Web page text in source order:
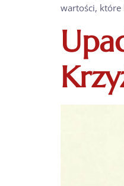
wartości, które